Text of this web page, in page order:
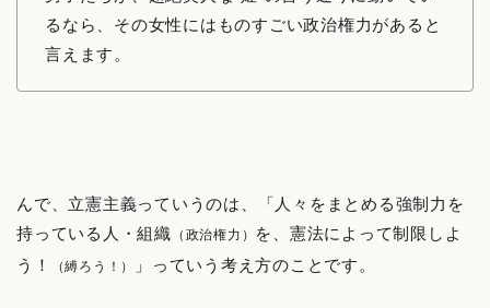
るなら、その女性にはものすごい政治権力があると
言えます。
んで、立憲主義っていうのは、「人々をまとめる強制力を
持っている人・組織 （政治権力）
を、憲法によって制限しよ
う！
（縛ろう！） 」っていう考え方のことです。